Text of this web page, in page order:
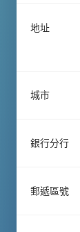
地址
城市
銀行分行
郵遞區號